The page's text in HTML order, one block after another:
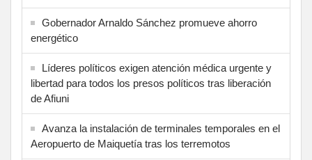
Gobernador Arnaldo Sánchez promueve ahorro
energético
Líderes políticos exigen atención médica urgente y
libertad para todos los presos políticos tras liberación
de Afiuni
Avanza la instalación de terminales temporales en el
Aeropuerto de Maiquetía tras los terremotos